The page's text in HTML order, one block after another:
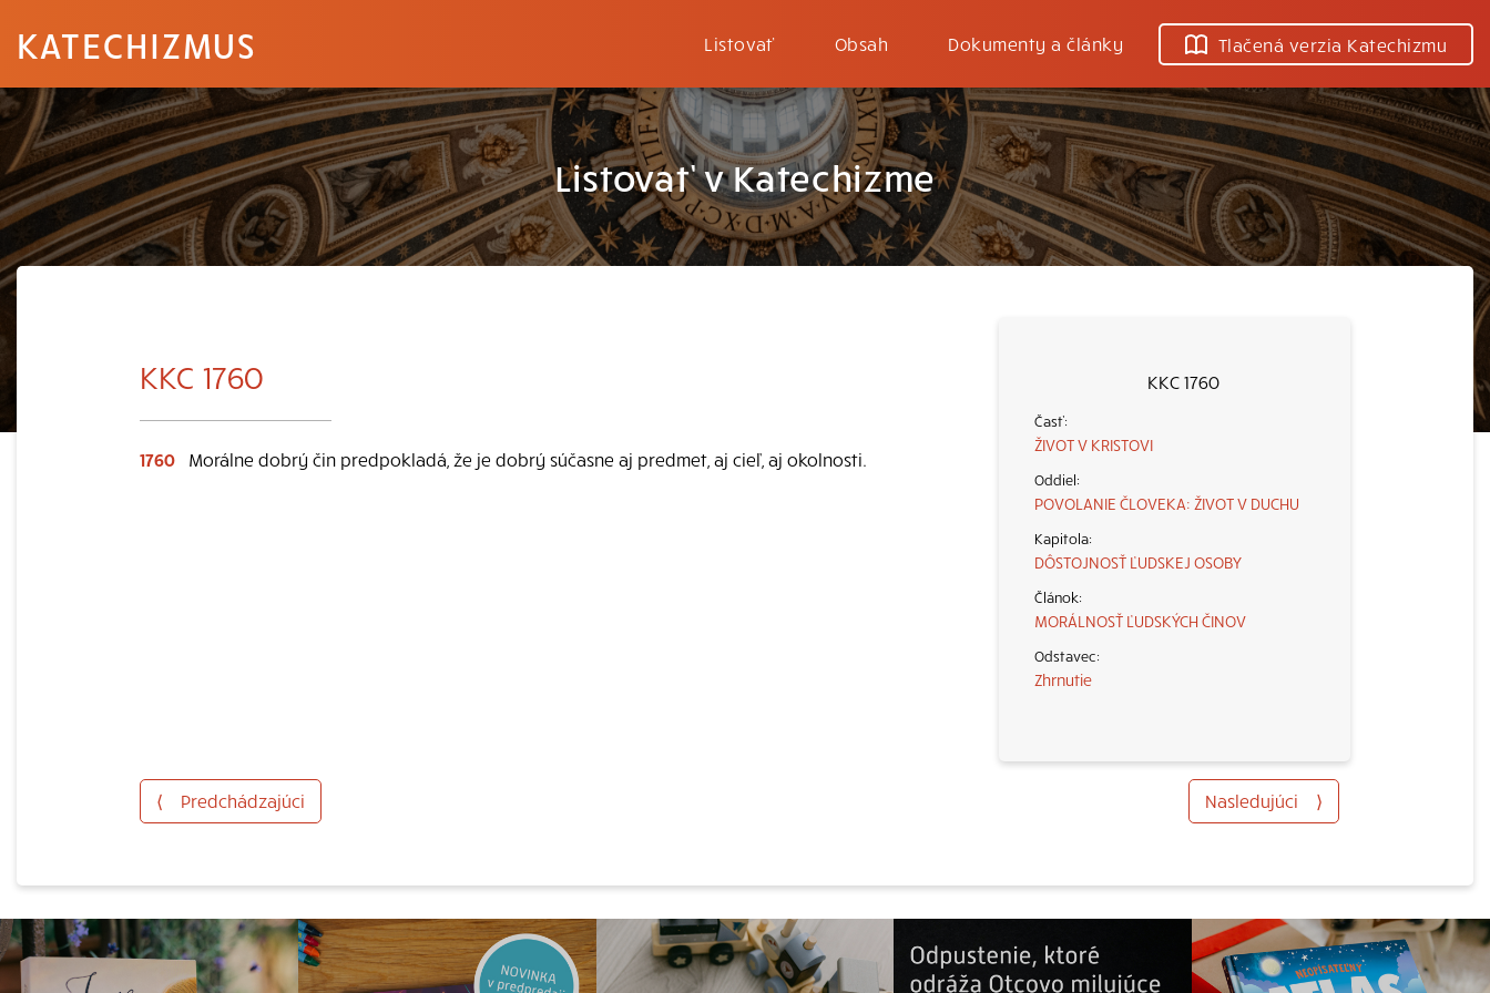
KATECHIZMUS Listovať Obsah Dokumenty a články Tlačená verzia Katechizmu
Listovať v Katechizme
KKC 1760
ŽIVOT V KRISTOVI
POVOLANIE ČLOVEKA: ŽIVOT V DUCHU
DÔSTOJNOSŤ ĽUDSKEJ OSOBY
MORÁLNOSŤ ĽUDSKÝCH ČINOV
Zhrnutie
KKC 1760
1760 Morálne dobrý čin predpokladá, že je dobrý súčasne aj predmet, aj cieľ, aj okolnosti.
⟨ Predchádzajúci Nasledujúci ⟩